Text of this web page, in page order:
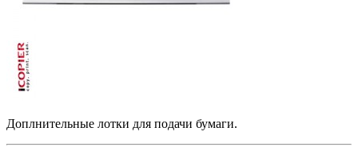
Доплнительные лотки для подачи бумаги.